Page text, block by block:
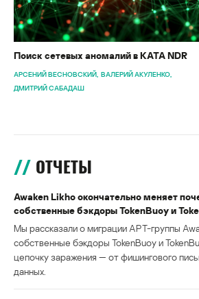
Поиск сетевых аномалий в KATA NDR
АРСЕНИЙ ВЕСНОВСКИЙ ВАЛЕРИЙ АКУЛЕНКО
ДМИТРИЙ САБАДАШ
ОТЧЕТЫ
Awaken Likho окончательно меняет
собственные бэкдоры TokenBuoy и
Мы рассказали о миграции APT-группы
собственные бэкдоры TokenBuoy и
цепочку заражения — от фишингового
данных.